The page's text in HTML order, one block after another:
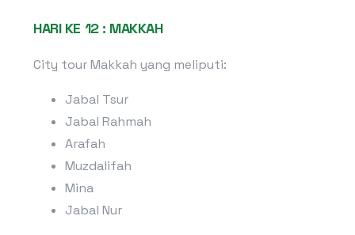
HARI KE 12 : MAKKAH
City tour Makkah yang meliputi:
Jabal Tsur
Jabal Rahmah
Arafah
Muzdalifah
Mina
Jabal Nur